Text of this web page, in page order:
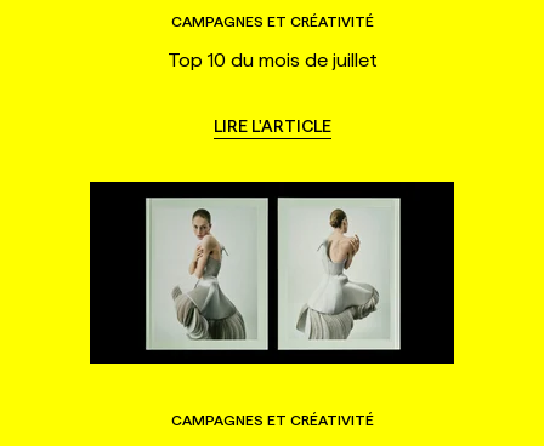
CAMPAGNES ET CRÉATIVITÉ
Top 10 du mois de juillet
LIRE L'ARTICLE
CAMPAGNES ET CRÉATIVITÉ